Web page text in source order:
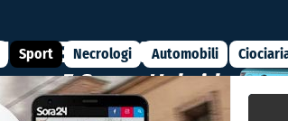
Sport Necrologi Automobili